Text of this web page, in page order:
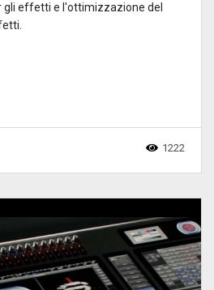
effetti e l'ottimizzazione del
1222